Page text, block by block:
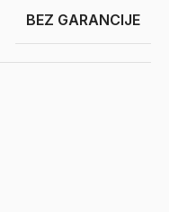
BEZ GARANCIJE